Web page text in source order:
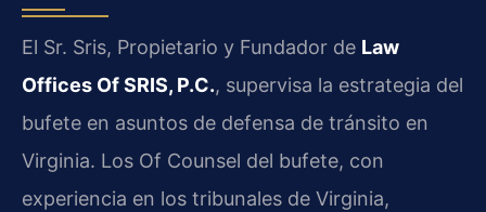
El Sr. Sris, Propietario y Fundador de Law
Offices Of SRIS, P.C., supervisa la estrategia del
bufete en asuntos de defensa de tránsito en
Virginia. Los Of Counsel del bufete, con
experiencia en los tribunales de Virginia,